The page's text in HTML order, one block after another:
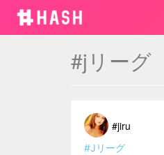
#jリーグ
#jiru
#Jリーグ